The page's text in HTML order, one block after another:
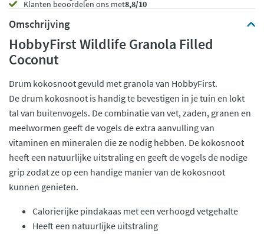
Klanten beoordelen ons met8,8/10
Omschrijving
HobbyFirst Wildlife Granola Filled
Coconut
Drum kokosnoot gevuld met granola van HobbyFirst.
De drum kokosnoot is handig te bevestigen in je tuin en lokt
tal van buitenvogels. De combinatie van vet, zaden, granen en
meelwormen geeft de vogels de extra aanvulling van
vitaminen en mineralen die ze nodig hebben. De kokosnoot
heeft een natuurlijke uitstraling en geeft de vogels de nodige
grip zodat ze op een handige manier van de kokosnoot
kunnen genieten.
Calorierijke pindakaas met een verhoogd vetgehalte
Heeft een natuurlijke uitstraling